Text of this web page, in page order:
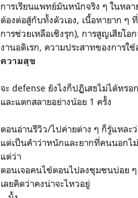
การเรียนแพทย์มันหนักจริง ๆ ในหล
ต้องต่อสู้กับทั้งตัวเอง, เนื้อหายาก ๆ
การช่วยเหลือเชิงรุก), การสูญเสียโ
งานอดิเรก, ความประสาทของการ
ความสุข
จะ defense ยังไงก็ปฏิเสธไม่ได้หร
และแตกสลายอย่างน้อย 1 ครั้ง
ตอนอ่านรีวิว/ไปค่ายต่าง ๆ ก็รู้แหละ
แต่เป็นคำว่าหนักและยากที่คนนอกไ
แต่ว่า
ตอนเจอคนไข้ตอนไปลงชุมชนบ่อย ๆ
เลยคิดว่าคงน่าจะไหวอยู่